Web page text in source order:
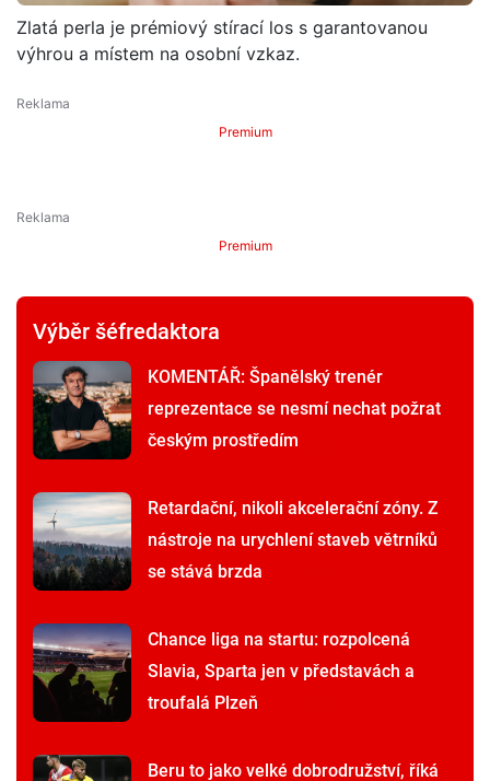
Zlatá perla je prémiový stírací los s garantovanou
výhrou a místem na osobní vzkaz.
Premium
Premium
Výběr šéfredaktora
KOMENTÁŘ: Španělský trenér
reprezentace se nesmí nechat požrat
českým prostředím
Retardační, nikoli akcelerační zóny. Z
nástroje na urychlení staveb větrníků
se stává brzda
Chance liga na startu: rozpolcená
Slavia, Sparta jen v představách a
troufalá Plzeň
Beru to jako velké dobrodružství, říká